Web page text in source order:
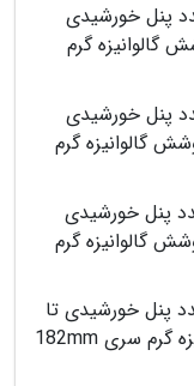
ردیف تیپ سنگین مناسب ۱۲ عدد پنل خورشیدی
پوشش گالوانیزه گرم
ردیف تیپ سنگین مناسب ۱۲ عدد پنل خورشیدی
با پوشش گالوانیزه گرم
ردیف تیپ سنگین مناسب ۱۶ عدد پنل خورشیدی
با پوشش گالوانیزه گرم
ردیف تیپ سنگین مناسب ۱۸ عدد پنل خورشیدی تا
۶۲۵ وات از جنس فولاد با پوشش گالوانیزه گرم سری 182mm